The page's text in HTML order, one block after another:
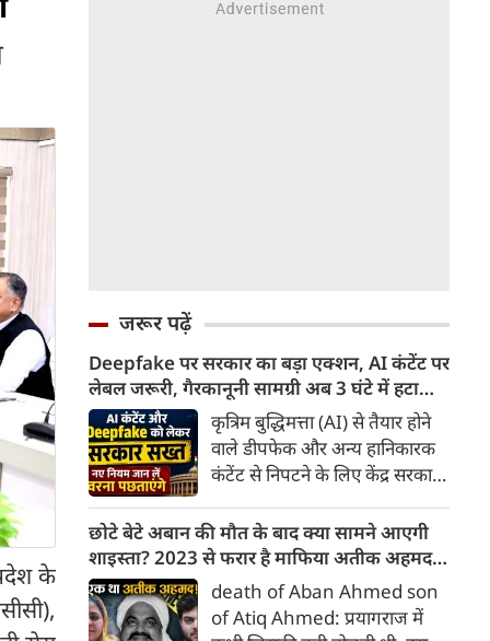
के
जरूर पढ़ें
Deepfake पर सरकार का बड़ा एक्शन, AI कंटेंट पर
लेबल जरूरी, गैरकानूनी सामग्री अब 3 घंटे में हटानी
होगी, नए नियम जान लें वरना पछताएंगे
कृत्रिम बुद्धिमत्ता (AI) से तैयार होने
वाले डीपफेक और अन्य हानिकारक
कंटेंट से निपटने के लिए केंद्र सरकार
किया है। सरकार ने AI से तैयार कंटेंट
पर स्पष्ट लेबल और पहचान योग्य
मेटाडेटा उपलब्ध कराना अनिवार्य
किया है। साथ ही, सरकारी या
न्यायालय के आदेश के आधार पर
छोटे बेटे अबान की मौत के बाद क्या सामने आएगी
शाइस्ता? 2023 से फरार है माफिया अतीक अहमद
की पत्नी
death of Aban Ahmed son
of Atiq Ahmed: प्रयागराज में